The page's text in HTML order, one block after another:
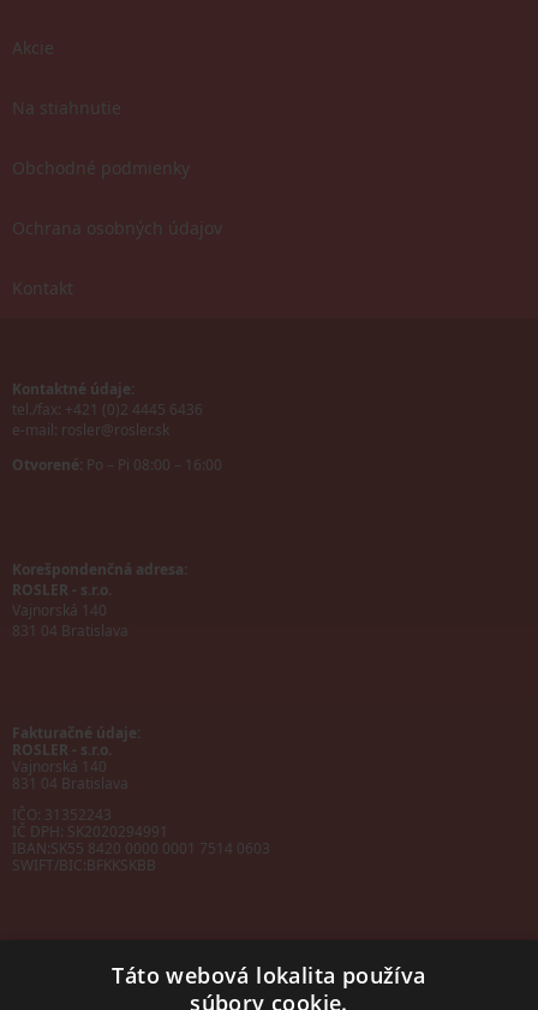
Akcie
Na stiahnutie
Obchodné podmienky
Ochrana osobných údajov
Kontakt
Kontaktné údaje:
tel./fax: +421 (0)2 4445 6436
e-mail: rosler@rosler.sk
Otvorené: Po – Pi 08:00 – 16:00
Korešpondenčná adresa:
ROSLER - s.r.o.
Vajnorská 140
831 04 Bratislava
Fakturačné údaje:
ROSLER - s.r.o.
Vajnorská 140
831 04 Bratislava
IČO: 31352243
IČ DPH: SK2020294991
IBAN:SK55 8420 0000 0001 7514 0603
SWIFT/BIC:BFKKSKBB
Táto webová lokalita používa
súbory cookie.